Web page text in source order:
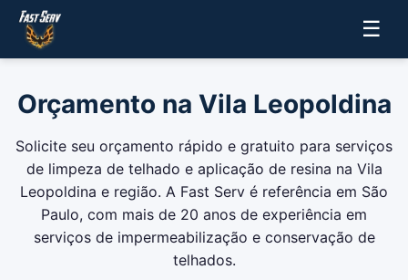
☰
Orçamento na Vila Leopoldina
Solicite seu orçamento rápido e gratuito para serviços
de limpeza de telhado e aplicação de resina na Vila
Leopoldina e região. A Fast Serv é referência em São
Paulo, com mais de 20 anos de experiência em
serviços de impermeabilização e conservação de
telhados.